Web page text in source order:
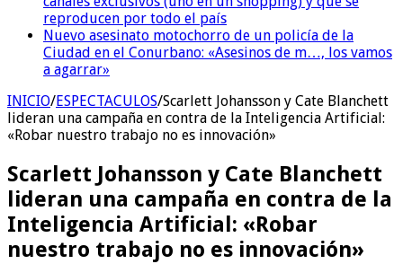
reproducen por todo el país
Nuevo asesinato motochorro de un policía de la
Ciudad en el Conurbano: «Asesinos de m…, los vamos
a agarrar»
INICIO/ESPECTACULOS/Scarlett Johansson y Cate Blanchett
lideran una campaña en contra de la Inteligencia Artificial:
«Robar nuestro trabajo no es innovación»
Scarlett Johansson y Cate Blanchett
lideran una campaña en contra de la
Inteligencia Artificial: «Robar
nuestro trabajo no es innovación»